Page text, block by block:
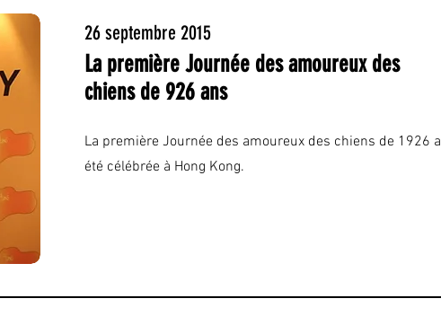
26 septembre 2015
La première Journée des amoureux des
chiens de 926 ans
La première Journée des amoureux des chiens de 1926 a
été célébrée à Hong Kong.